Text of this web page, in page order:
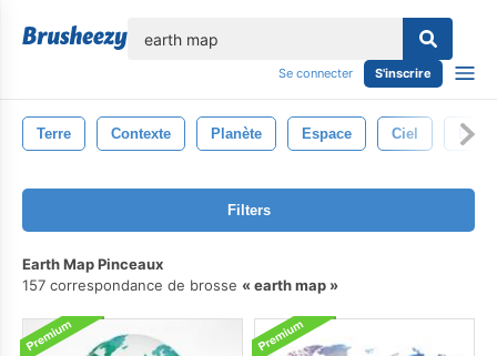
Se connecter S'inscrire
Terre Contexte Planète Espace Ciel Étoile
Filters
Earth Map Pinceaux
157 correspondance de brosse
earth map